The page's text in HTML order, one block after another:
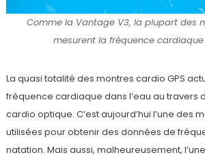
Comme la Vantage V3, la plupart des
mesurent la fréquence cardiaque
La quasi totalité des montres cardio GPS
fréquence cardiaque dans l’eau au travers
cardio optique. C’est aujourd’hui l’une des
utilisées pour obtenir des données de
natation. Mais aussi, malheureusement,